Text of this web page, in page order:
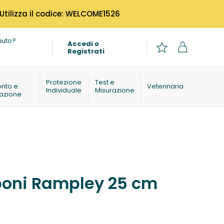
il codice: WELCOME1526
Accedi o
Registrati
e
Protezione
Individuale
Test e
Misurazione
Veterinaria
Rampley 25 cm